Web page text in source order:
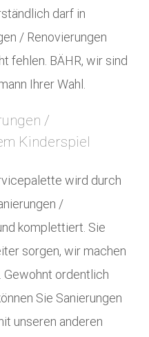
darf in
/ Renovierungen
fehlen. BÄHR, wir sind
Ihrer Wahl.
/
Kinderspiel
wird durch
/
komplettiert. Sie
sorgen, wir machen
Gewohnt ordentlich
Sie Sanierungen
unseren anderen